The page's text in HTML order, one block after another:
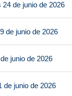
de junio de 2026
de junio de 2026
junio de 2026
de junio de 2026